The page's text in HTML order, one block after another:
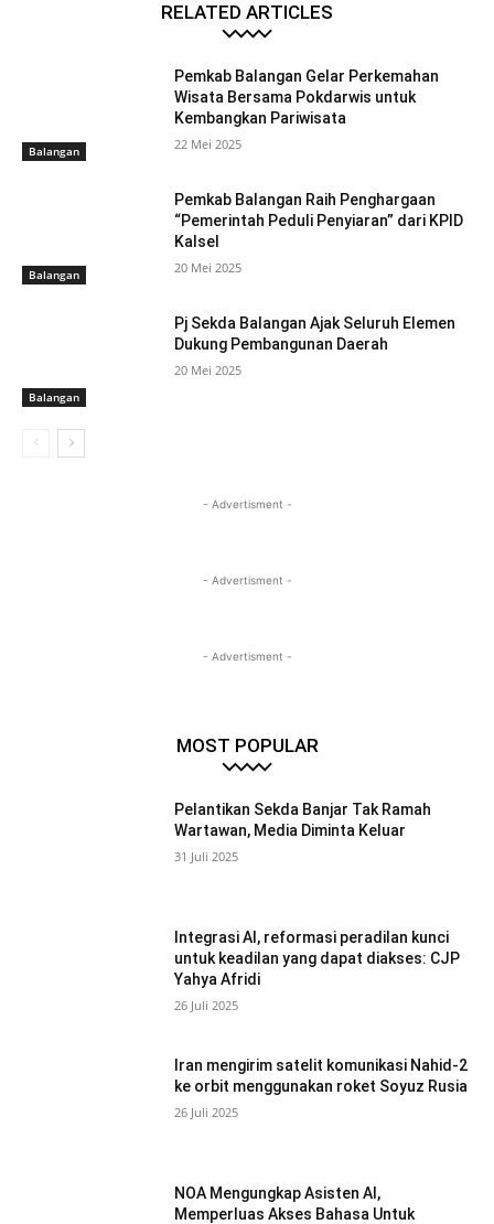
RELATED ARTICLES
Balangan
Pemkab Balangan Gelar Perkemahan
Wisata Bersama Pokdarwis untuk
Kembangkan Pariwisata
22 Mei 2025
Balangan
Pemkab Balangan Raih Penghargaan
“Pemerintah Peduli Penyiaran” dari KPID
Kalsel
20 Mei 2025
Balangan
Pj Sekda Balangan Ajak Seluruh Elemen
Dukung Pembangunan Daerah
20 Mei 2025
- Advertisment -
- Advertisment -
- Advertisment -
MOST POPULAR
Pelantikan Sekda Banjar Tak Ramah
Wartawan, Media Diminta Keluar
31 Juli 2025
Integrasi AI, reformasi peradilan kunci
untuk keadilan yang dapat diakses: CJP
Yahya Afridi
26 Juli 2025
Iran mengirim satelit komunikasi Nahid-2
ke orbit menggunakan roket Soyuz Rusia
26 Juli 2025
NOA Mengungkap Asisten AI,
Memperluas Akses Bahasa Untuk